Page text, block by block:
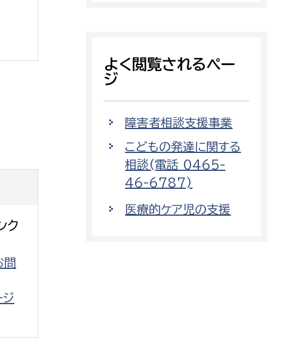
ク
問
ジ
よく閲覧されるペー
ジ
障害者相談支援事業
こどもの発達に関する
相談(電話 0465-
46-6787)
医療的ケア児の支援